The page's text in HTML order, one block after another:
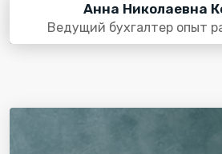
Анна Николаевна
Ведущий бухгалтер опыт